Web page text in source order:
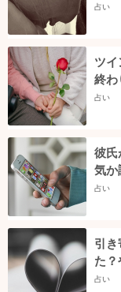
占い
ツ
終
占い
彼
気
占い
引
た
占い